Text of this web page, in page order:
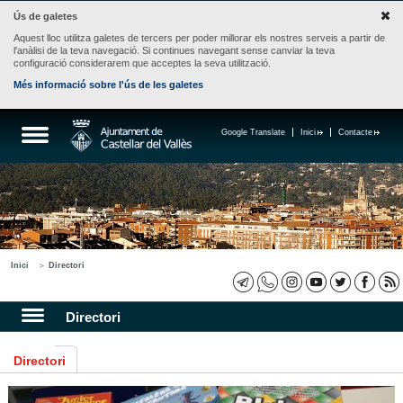
Ús de galetes
Aquest lloc utilitza galetes de tercers per poder millorar els nostres serveis a partir de
l'anàlisi de la teva navegació. Si continues navegant sense canviar la teva
configuració considerarem que acceptes la seva utilització.
Més informació sobre l'ús de les galetes
Contacte
Inici
Google Translate
Inici Directori
Directori
Directori